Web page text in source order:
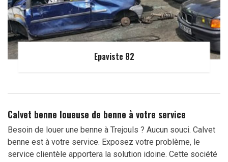
Epaviste 82
Calvet benne loueuse de benne à votre service
Besoin de louer une benne à Trejouls ? Aucun souci. Calvet
benne est à votre service. Exposez votre problème, le
service clientèle apportera la solution idoine. Cette société